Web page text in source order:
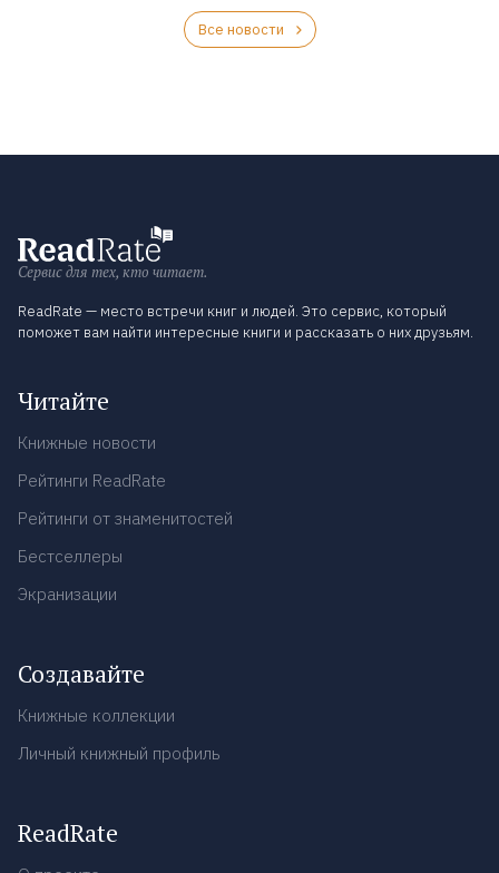
Все новости
Сервис для тех, кто читает.
ReadRate — место встречи книг и людей. Это сервис, который
поможет вам найти интересные книги и рассказать о них друзьям.
Читайте
Книжные новости
Рейтинги ReadRate
Рейтинги от знаменитостей
Бестселлеры
Экранизации
Создавайте
Книжные коллекции
Личный книжный профиль
ReadRate